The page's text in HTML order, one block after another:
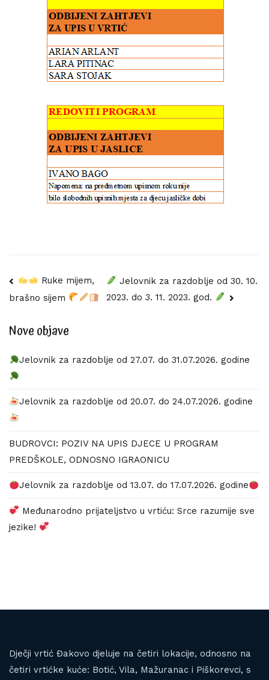
Navigacija
objava
Ruke mijem,
brašno sijem
Jelovnik za razdoblje od 30. 10.
2023. do 3. 11. 2023. god.
Nove objave
Jelovnik za razdoblje od 27.07. do 31.07.2026. godine
Jelovnik za razdoblje od 20.07. do 24.07.2026. godine
BUDROVCI: POZIV NA UPIS DJECE U PROGRAM
PREDŠKOLE, ODNOSNO IGRAONICU
Jelovnik za razdoblje od 13.07. do 17.07.2026. godine
Međunarodno prijateljstvo u vrtiću: Srce razumije sve
jezike!
Dječji vrtić Đakovo djeluje na četiri lokacije, odnosno na
četiri vrtićke kuće: Botić, Vila, Mažuranac i Piškorevci, s